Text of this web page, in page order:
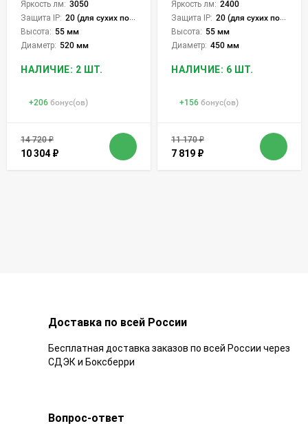
Яркость лм: 3050
Защита IP: 20 (для сухих пом.)
Высота: 55 мм
Диаметр: 520 мм
НАЛИЧИЕ: 2 ШТ.
+206 бонус(ов)
14 720₽
10 304 ₽
Яркость лм: 2400
Защита IP: 20 (для сухих пом.)
Высота: 55 мм
Диаметр: 450 мм
НАЛИЧИЕ: 6 ШТ.
+156 бонус(ов)
11 170₽
7 819 ₽
Доставка по всей России
Бесплатная доставка заказов по всей России через
СДЭК и Боксберри
Вопрос-ответ